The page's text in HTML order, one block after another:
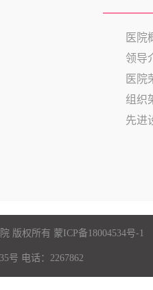
医院
领导
医院
组织
先进
版权所有 蒙ICP备18004534号-1
号 电话：2267862